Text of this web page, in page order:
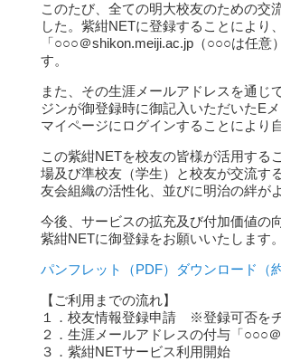
このたび、全ての明大校友のための交
した。紫紺NETに登録することにより、
「○○○＠shikon.meiji.ac.jp（○○○は任
す。
また、その生涯メールアドレスを通じ
ジンが御登録時に御記入いただいたE
マイページにログインすることにより
この紫紺NETを校友の皆様が活用する
場及び準校友（学生）と校友が交流す
友会組織の活性化、並びに明治の絆が
今後、サービスの拡充及び付加価値の
紫紺NETに御登録をお願いいたします。
パンフレット（PDF）ダウンロード（
【ご利用までの流れ】
１．校友情報登録申請 ※登録可否をチ
２．生涯メールアドレスの付与「○○○＠
３．紫紺NETサービス利用開始